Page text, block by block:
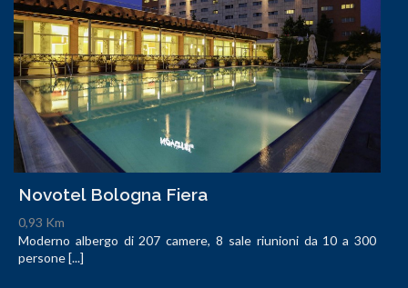
Novotel Bologna Fiera
0,93 Km
Moderno albergo di 207 camere, 8 sale riunioni da 10 a 300
persone [...]